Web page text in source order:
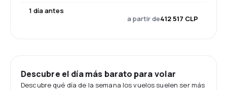
1 día antes
a partir de412 517 CLP
Descubre el día más barato para volar
Descubre qué día de la semana los vuelos suelen ser más